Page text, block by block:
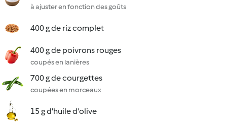
à ajuster en fonction des goûts
400 g de riz complet
400 g de poivrons rouges
coupés en lanières
700 g de courgettes
coupées en morceaux
15 g d'huile d'olive